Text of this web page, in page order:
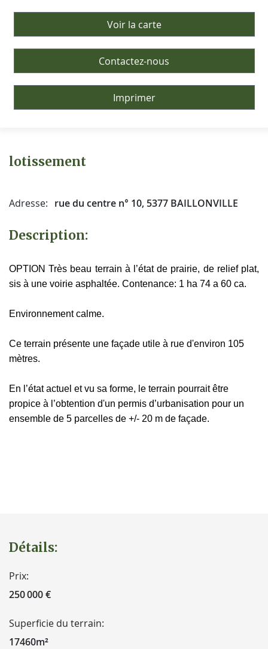
lotissement
Adresse: rue du centre n° 10, 5377 BAILLONVILLE
Description:
OPTION Très beau terrain à l’état de prairie, de relief plat,
sis à une voirie asphaltée. Contenance: 1 ha 74 a 60 ca.
Environnement calme.
Ce terrain présente une façade utile à rue d'environ 105
mètres.
En l’état actuel et vu sa forme, le terrain pourrait être
propice à l’obtention d'un permis d’urbanisation pour un
ensemble de 5 parcelles de +/- 20 m de façade.
Voir la carte
Contactez-nous
Imprimer
Détails:
Prix:
250 000 €
Superficie du terrain:
17460m²